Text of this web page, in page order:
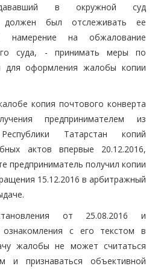
в окружной суд
должен был отслеживать ее
на обжалование
суда, - принимать меры по
для оформления жалобы копии
копия почтового конверта
предпринимателем из
Татарстан копий
актов впервые 20.12.2016,
предприниматель получил копии
15.12.2016 в арбитражный
от 25.08.2016 и
ознакомления с его текстом в
жалобы не может считаться
и признаваться объективной